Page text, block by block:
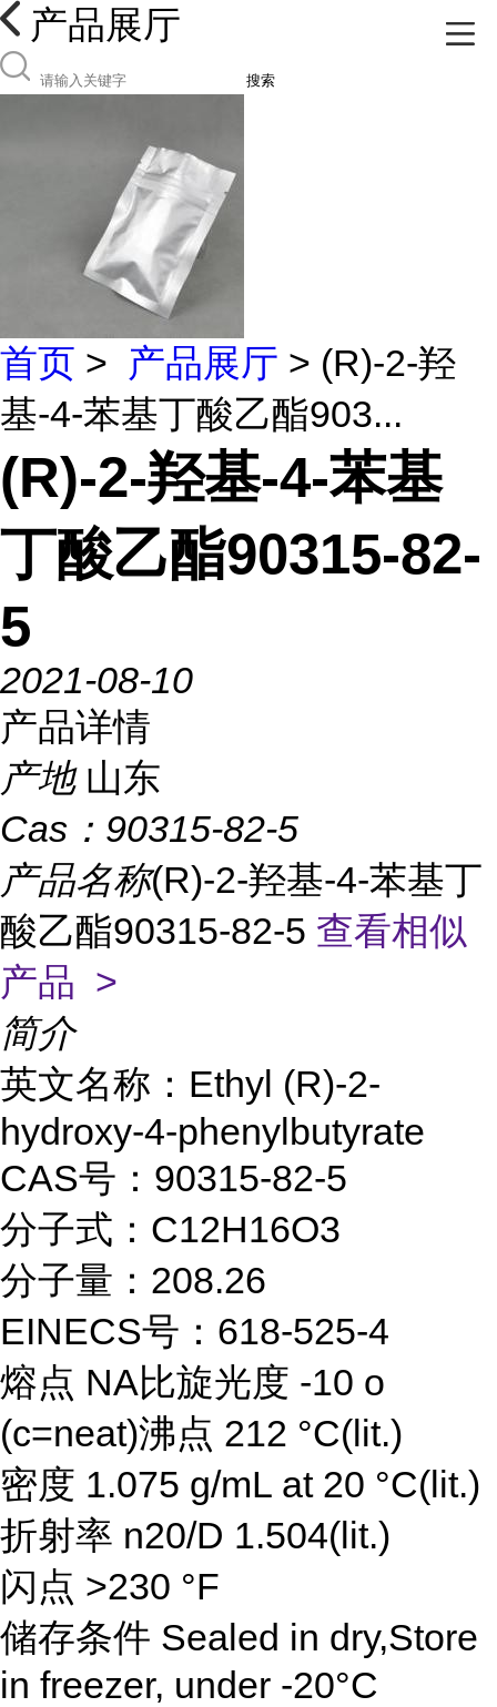
产品展厅
搜索
首页 > 产品展厅 > (R)-2-羟
基-4-苯基丁酸乙酯903...
(R)-2-羟基-4-苯基
丁酸乙酯90315-82-
5
2021-08-10
产品详情
产地 山东
Cas： 90315-82-5
产品名称(R)-2-羟基-4-苯基丁
酸乙酯90315-82-5 查看相似
产品 >
简介
英文名称：Ethyl (R)-2-
hydroxy-4-phenylbutyrate
CAS号：90315-82-5
分子式：C12H16O3
分子量：208.26
EINECS号：618-525-4
熔点 NA比旋光度 -10 o
(c=neat)沸点 212 °C(lit.)
密度 1.075 g/mL at 20 °C(lit.)
折射率 n20/D 1.504(lit.)
闪点 >230 °F
储存条件 Sealed in dry,Store
in freezer, under -20°C